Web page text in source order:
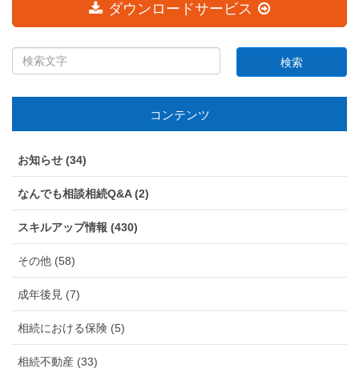
ダウンロードサービス
コンテンツ
お知らせ (34)
なんでも相談相続Q&A (2)
スキルアップ情報 (430)
その他 (58)
成年後見 (7)
相続における保険 (5)
相続不動産 (33)